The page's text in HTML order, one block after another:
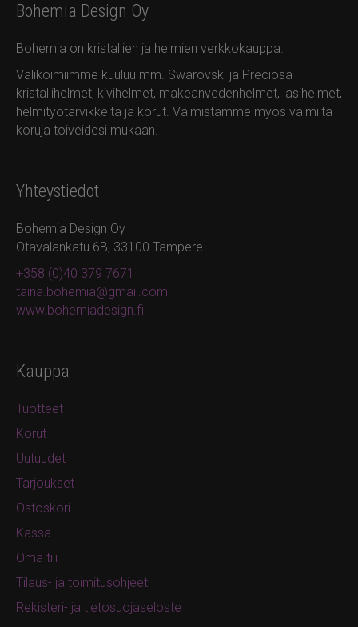
Bohemia Design Oy
Bohemia on kristallien ja helmien verkkokauppa.
Valikoimiimme kuuluu mm. Swarovski ja Preciosa –
kristallihelmet, kivihelmet, makeanvedenhelmet, lasihelmet,
helmityötarvikkeita ja korut. Valmistamme myös valmiita
koruja toiveidesi mukaan.
Yhteystiedot
Bohemia Design Oy
Otavalankatu 6B, 33100 Tampere
+358 (0)40 379 7671
taina.bohemia@gmail.com
www.bohemiadesign.fi
Kauppa
Tuotteet
Korut
Uutuudet
Tarjoukset
Ostoskori
Kassa
Oma tili
Tilaus- ja toimitusohjeet
Rekisteri- ja tietosuojaseloste